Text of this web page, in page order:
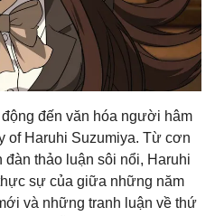
đến văn hóa người hâm
of Haruhi Suzumiya. Từ cơn
đàn thảo luận sôi nổi, Haruhi
sự của giữa những năm
và những tranh luận về thứ